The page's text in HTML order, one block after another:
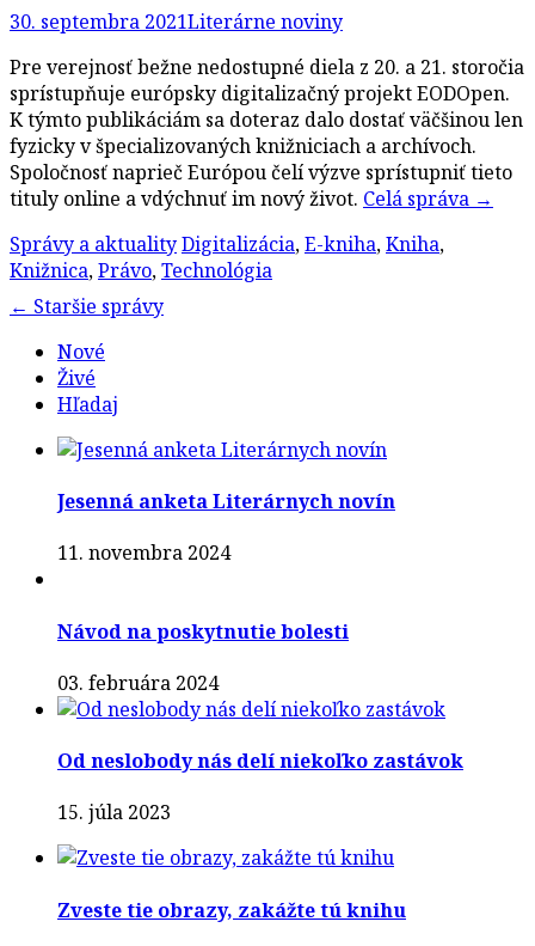
30. septembra 2021Literárne noviny
Pre verejnosť bežne nedostupné diela z 20. a 21. storočia
sprístupňuje európsky digitalizačný projekt EODOpen.
K týmto publikáciám sa doteraz dalo dostať väčšinou len
fyzicky v špecializovaných knižniciach a archívoch.
Spoločnosť naprieč Európou čelí výzve sprístupniť tieto
tituly online a vdýchnuť im nový život. Celá správa →
Správy a aktualityDigitalizácia,E-kniha,Kniha,
Knižnica,Právo,Technológia
Post
navigation
← Staršie správy
Nové
Živé
Hľadaj
Jesenná anketa Literárnych novín
11. novembra 2024
Návod na poskytnutie bolesti
03. februára 2024
Od neslobody nás delí niekoľko zastávok
15. júla 2023
Zveste tie obrazy, zakážte tú knihu